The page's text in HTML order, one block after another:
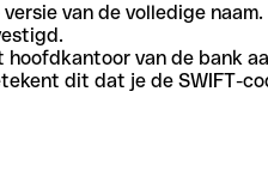
van de volledige naam.
van de bank
dit dat je de SWIFT-